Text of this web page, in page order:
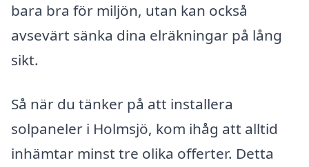
bara bra för miljön, utan kan också
avsevärt sänka dina elräkningar på lång
sikt.
Så när du tänker på att installera
solpaneler i Holmsjö, kom ihåg att alltid
inhämtar minst tre olika offerter. Detta